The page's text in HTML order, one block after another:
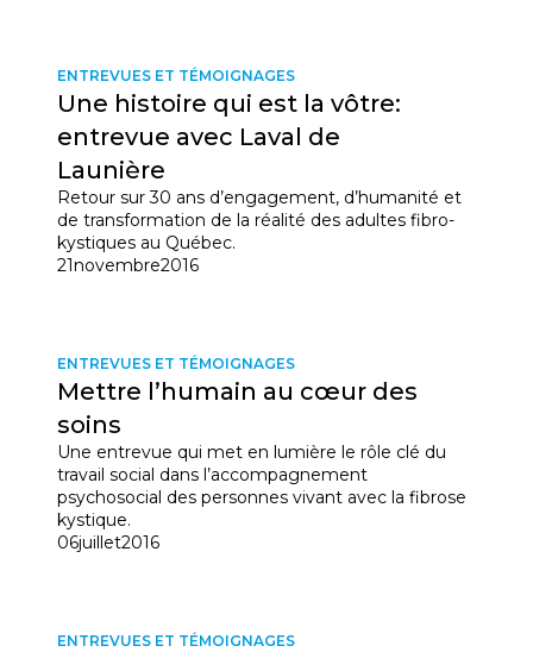
ENTREVUES ET TÉMOIGNAGES
Une histoire qui est la vôtre:
entrevue avec Laval de
Launière
Retour sur 30 ans d’engagement, d’humanité et
de transformation de la réalité des adultes fibro-
kystiques au Québec.
21novembre2016
ENTREVUES ET TÉMOIGNAGES
Mettre l’humain au cœur des
soins
Une entrevue qui met en lumière le rôle clé du
travail social dans l’accompagnement
psychosocial des personnes vivant avec la fibrose
kystique.
06juillet2016
ENTREVUES ET TÉMOIGNAGES